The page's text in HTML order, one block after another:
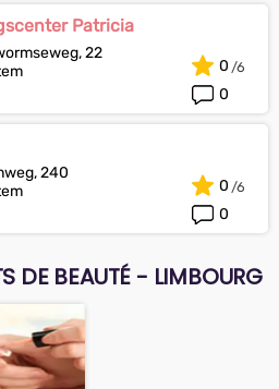
Patricia
22
0
0
240
0
0
DE BEAUTÉ - LIMBOURG